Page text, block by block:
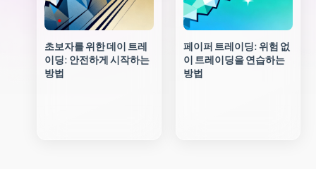
초보자를 위한 데이 트레
이딩: 안전하게 시작하는
방법
페이퍼 트레이딩: 위험 없
이 트레이딩을 연습하는
방법